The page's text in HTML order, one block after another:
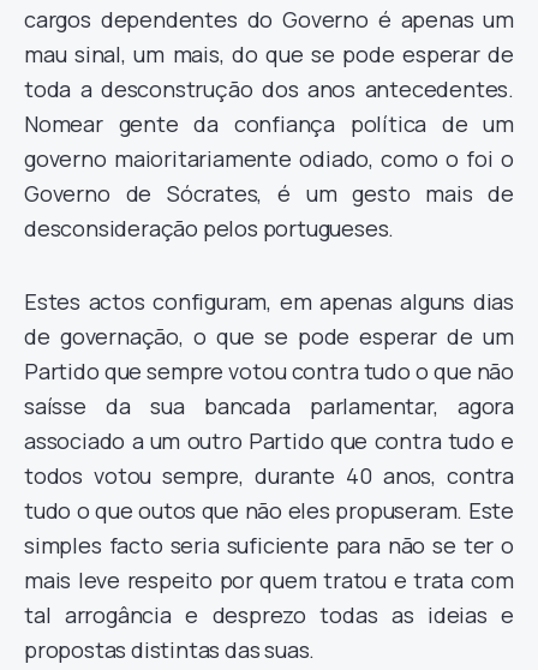
cargos dependentes do Governo é apenas um
mau sinal, um mais, do que se pode esperar de
toda a desconstrução dos anos antecedentes.
Nomear gente da confiança política de um
governo maioritariamente odiado, como o foi o
Governo de Sócrates, é um gesto mais de
desconsideração pelos portugueses.
Estes actos configuram, em apenas alguns dias
de governação, o que se pode esperar de um
Partido que sempre votou contra tudo o que não
saísse da sua bancada parlamentar, agora
associado a um outro Partido que contra tudo e
todos votou sempre, durante 40 anos, contra
tudo o que outos que não eles propuseram. Este
simples facto seria suficiente para não se ter o
mais leve respeito por quem tratou e trata com
tal arrogância e desprezo todas as ideias e
propostas distintas das suas.